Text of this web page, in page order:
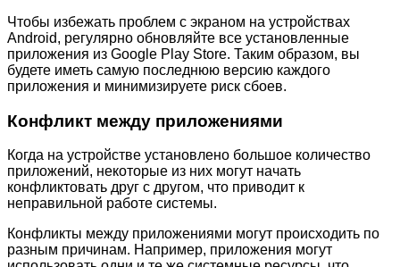
Чтобы избежать проблем с экраном на устройствах
Android, регулярно обновляйте все установленные
приложения из Google Play Store. Таким образом, вы
будете иметь самую последнюю версию каждого
приложения и минимизируете риск сбоев.
Конфликт между приложениями
Когда на устройстве установлено большое количество
приложений, некоторые из них могут начать
конфликтовать друг с другом, что приводит к
неправильной работе системы.
Конфликты между приложениями могут происходить по
разным причинам. Например, приложения могут